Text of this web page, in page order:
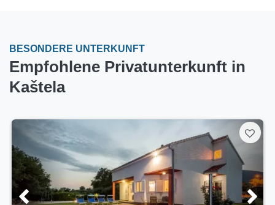
BESONDERE UNTERKUNFT
Empfohlene Privatunterkunft in
Kaštela